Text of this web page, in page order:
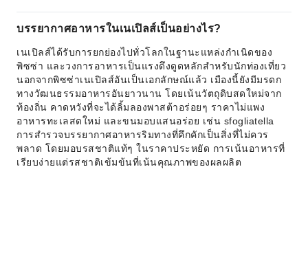
บรรยากาศอาหารในเนเปิลส์เป็นอย่างไร?
เนเปิลส์ได้รับการยกย่องไปทั่วโลกในฐานะแหล่งกำเนิดของ
พิซซ่า และวงการอาหารเป็นแรงดึงดูดหลักสำหรับนักท่องเที่ยว
นอกจากพิซซ่าเนเปิลส์อันเป็นเอกลักษณ์แล้ว เมืองนี้ยังมีมรดก
ทางวัฒนธรรมอาหารอันยาวนาน โดยเน้นวัตถุดิบสดใหม่จาก
ท้องถิ่น คาดหวังที่จะได้ลิ้มลองพาสต้าอร่อยๆ ราคาไม่แพง
อาหารทะเลสดใหม่ และขนมอบแสนอร่อย เช่น sfogliatella
การสำรวจบรรยากาศอาหารริมทางที่คึกคักเป็นสิ่งที่ไม่ควร
พลาด โดยมอบรสชาติแท้ๆ ในราคาประหยัด การเน้นอาหารที่
เรียบง่ายแต่รสชาติเข้มข้นที่เน้นคุณภาพของผลผลิต